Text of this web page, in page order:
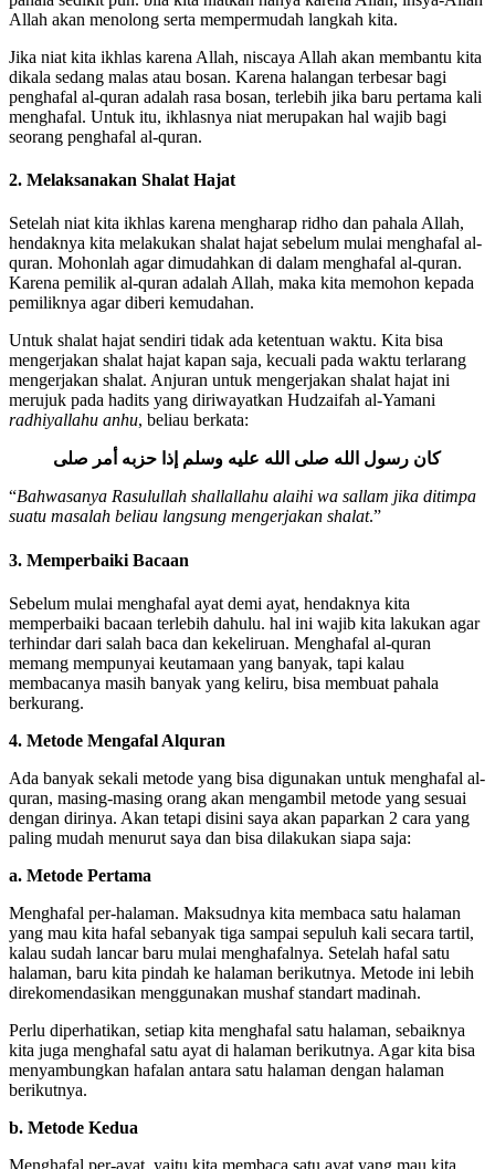
Allah akan menolong serta mempermudah langkah kita.
Jika niat kita ikhlas karena Allah, niscaya Allah akan membantu kita
dikala sedang malas atau bosan. Karena halangan terbesar bagi
penghafal al-quran adalah rasa bosan, terlebih jika baru pertama kali
menghafal. Untuk itu, ikhlasnya niat merupakan hal wajib bagi
seorang penghafal al-quran.
2. Melaksanakan Shalat Hajat
Setelah niat kita ikhlas karena mengharap ridho dan pahala Allah,
hendaknya kita melakukan shalat hajat sebelum mulai menghafal al-
quran. Mohonlah agar dimudahkan di dalam menghafal al-quran.
Karena pemilik al-quran adalah Allah, maka kita memohon kepada
pemiliknya agar diberi kemudahan.
Untuk shalat hajat sendiri tidak ada ketentuan waktu. Kita bisa
mengerjakan shalat hajat kapan saja, kecuali pada waktu terlarang
mengerjakan shalat. Anjuran untuk mengerjakan shalat hajat ini
merujuk pada hadits yang diriwayatkan Hudzaifah al-Yamani
radhiyallahu anhu, beliau berkata:
كان رسول الله صلى الله عليه وسلم إذا حزبه أمر صلى
“Bahwasanya Rasulullah shallallahu alaihi wa sallam jika ditimpa
suatu masalah beliau langsung mengerjakan shalat.”
3. Memperbaiki Bacaan
Sebelum mulai menghafal ayat demi ayat, hendaknya kita
memperbaiki bacaan terlebih dahulu. hal ini wajib kita lakukan agar
terhindar dari salah baca dan kekeliruan. Menghafal al-quran
memang mempunyai keutamaan yang banyak, tapi kalau
membacanya masih banyak yang keliru, bisa membuat pahala
berkurang.
4. Metode Mengafal Alquran
Ada banyak sekali metode yang bisa digunakan untuk menghafal al-
quran, masing-masing orang akan mengambil metode yang sesuai
dengan dirinya. Akan tetapi disini saya akan paparkan 2 cara yang
paling mudah menurut saya dan bisa dilakukan siapa saja:
a. Metode Pertama
Menghafal per-halaman. Maksudnya kita membaca satu halaman
yang mau kita hafal sebanyak tiga sampai sepuluh kali secara tartil,
kalau sudah lancar baru mulai menghafalnya. Setelah hafal satu
halaman, baru kita pindah ke halaman berikutnya. Metode ini lebih
direkomendasikan menggunakan mushaf standart madinah.
Perlu diperhatikan, setiap kita menghafal satu halaman, sebaiknya
kita juga menghafal satu ayat di halaman berikutnya. Agar kita bisa
menyambungkan hafalan antara satu halaman dengan halaman
berikutnya.
b. Metode Kedua
Menghafal per-ayat, yaitu kita membaca satu ayat yang mau kita